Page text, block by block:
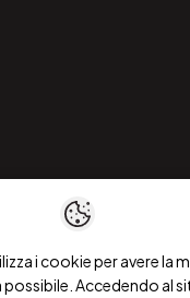
i cookie per avere la
possibile. Accedendo al